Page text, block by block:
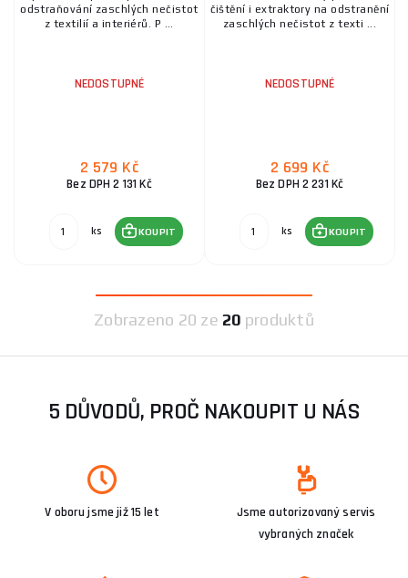
odstraňování zaschlých nečistot
z textilií a interiérů. P ...
NEDOSTUPNÉ
2 579 Kč
Bez DPH 2 131 Kč
ks KOUPIT
čištění i extraktory na odstranění
zaschlých nečistot z texti ...
NEDOSTUPNÉ
2 699 Kč
Bez DPH 2 231 Kč
ks KOUPIT
Zobrazeno 20 ze 20 produktů
5 DŮVODŮ, PROČ NAKOUPIT U NÁS
V oboru jsme již 15 let
Jsme autorizovaný servis
vybraných značek